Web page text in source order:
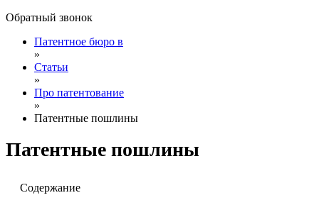
Обратный звонок
Патентное бюро в
»
Статьи
»
Про патентование
»
Патентные пошлины
Патентные пошлины
Содержание